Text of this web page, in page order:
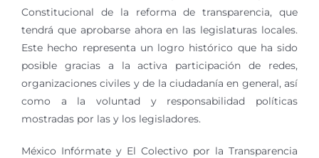
Constitucional de la reforma de transparencia, que
tendrá que aprobarse ahora en las legislaturas locales.
Este hecho representa un logro histórico que ha sido
posible gracias a la activa participación de redes,
organizaciones civiles y de la ciudadanía en general, así
como a la voluntad y responsabilidad políticas
mostradas por las y los legisladores.
México Infórmate y El Colectivo por la Transparencia